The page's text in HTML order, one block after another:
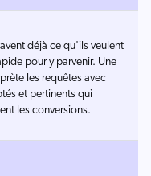
déjà ce qu'ils veulent
pour y parvenir. Une
les requêtes avec
et pertinents qui
les conversions.